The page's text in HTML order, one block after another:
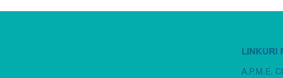
LINKURI
A.P.M.E.